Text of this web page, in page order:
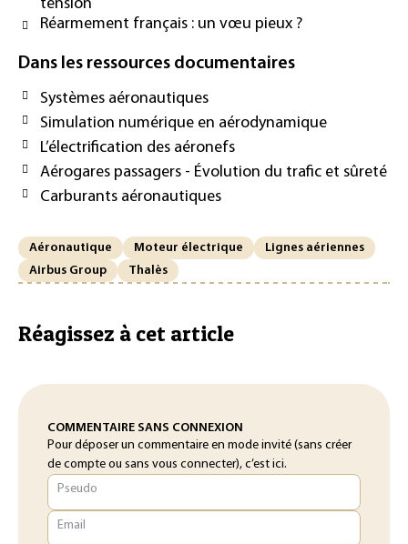
tension
Réarmement français : un vœu pieux ?
Dans les ressources documentaires
Systèmes aéronautiques
Simulation numérique en aérodynamique
L’électrification des aéronefs
Aérogares passagers - Évolution du trafic et sûreté
Carburants aéronautiques
Aéronautique Moteur électrique
Lignes aériennes
Airbus Group
Thalès
Réagissez à cet article
COMMENTAIRE SANS CONNEXION
Pour déposer un commentaire en mode invité (sans créer
de compte ou sans vous connecter), c’est ici.
Pseudo
Email